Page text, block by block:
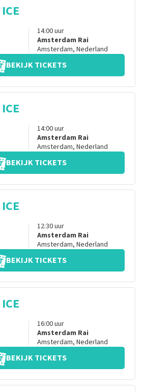
14:00uur
Amsterdam Rai
Amsterdam, Nederland
BEKIJK TICKETS
14:00uur
Amsterdam Rai
Amsterdam, Nederland
BEKIJK TICKETS
12:30uur
Amsterdam Rai
Amsterdam, Nederland
BEKIJK TICKETS
16:00uur
Amsterdam Rai
Amsterdam, Nederland
BEKIJK TICKETS